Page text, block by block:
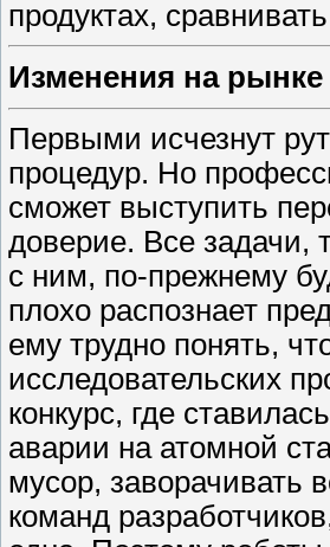
продуктах,
Изменения на рынке
Первыми исчезнут
процедур. Но
сможет выступить
доверие. Все задачи,
с ним, по-прежнему
плохо распознает
ему трудно понять,
исследовательских
конкурс, где
аварии на атомной
мусор, заворачивать
команд